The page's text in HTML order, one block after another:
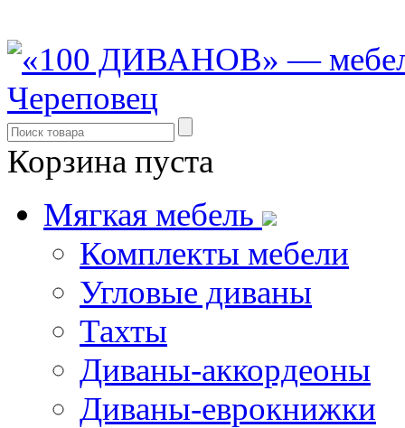
Корзина пуста
Мягкая мебель
Комплекты мебели
Угловые диваны
Тахты
Диваны-аккордеоны
Диваны-еврокнижки